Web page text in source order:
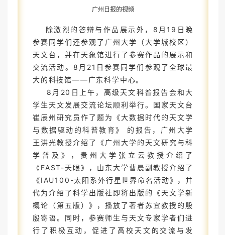
广州日报的视频
除激烈的答辩与作品展示外，8月19日晚
参赛同学们还参观了广州大学（大学城校区）
天文台，并在天象馆进行了参赛作品的展示和
交流活动。8月21日参赛同学们参观了全球最
大的科技馆——广东科学中心。
8月20日上午，高级天文科普报告会和大
学生天文发展交流论坛顺利举行。国家天文台
崔辰州研究员作了题为《大数据时代的天文学
与数据驱动的科普教育》 的报告，广州大学
王洪光教授介绍了《广州大学的天文研究与科
学普及》，贵州大学张立云教授介绍了
《FAST-天眼》，山东大学曹晨副教授介绍了
《IAU100-太阳系外行星世界命名活动》，并
代为介绍了科学出版社即将出版的《天文学新
概论（第五版）》，播放了著者苏宜教授的殷
殷寄语。同时，参赛师生与天文专家学者们进
行了积极互动，促进了高校天文的交流与发